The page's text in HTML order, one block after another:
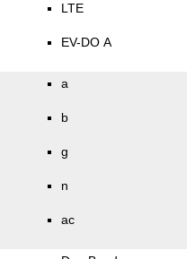
LTE
EV-DO A
a
b
g
n
ac